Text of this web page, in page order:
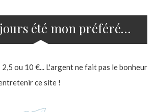
été mon préféré…
ou 10 €... L'argent ne fait pas le bonheur
ce site !